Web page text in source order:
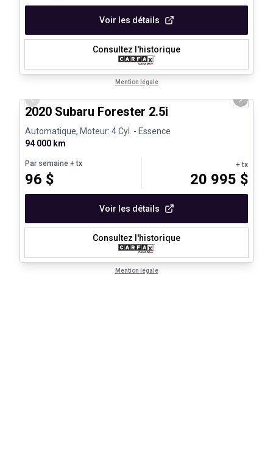
Voir les détails
Consultez l'historique
Mention légale
Previous slide Next
2020 Subaru Forester 2.5i
Automatique, Moteur: 4 Cyl. - Essence
94 000 km
Par semaine + tx
96 $
+ tx
20 995 $
Voir les détails
Consultez l'historique
Mention légale